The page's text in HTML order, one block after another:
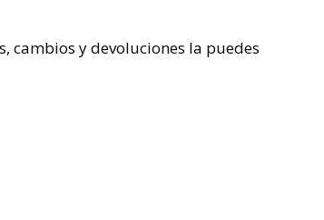
cambios y devoluciones la puedes